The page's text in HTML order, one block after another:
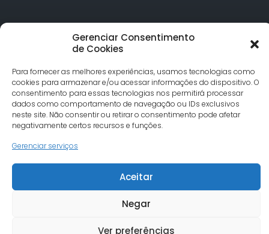
Gerenciar Consentimento
de Cookies
Para fornecer as melhores experiências, usamos tecnologias como
cookies para armazenar e/ou acessar informações do dispositivo. O
consentimento para essas tecnologias nos permitirá processar
dados como comportamento de navegação ou IDs exclusivos
neste site. Não consentir ou retirar o consentimento pode afetar
negativamente certos recursos e funções.
Gerenciar serviços
Aceitar
Negar
Ver preferências
Contatos
Belo Horizonte/MG
Tel.: (31) 3342-1748
comunicacao@undimemg.org.br
© Undime MG todos os direitos reservados. Site desenvolvido
por Severo7